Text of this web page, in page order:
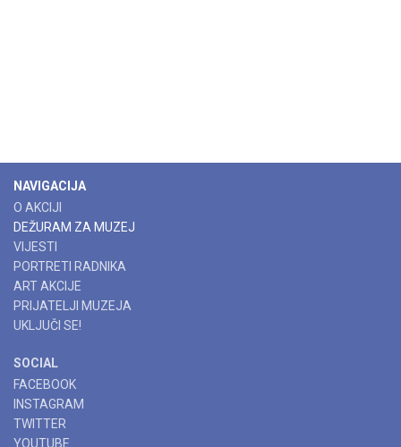
NAVIGACIJA
O AKCIJI
DEŽURAM ZA MUZEJ
VIJESTI
PORTRETI RADNIKA
ART AKCIJE
PRIJATELJI MUZEJA
UKLJUČI SE!
SOCIAL
FACEBOOK
INSTAGRAM
TWITTER
YOUTUBE